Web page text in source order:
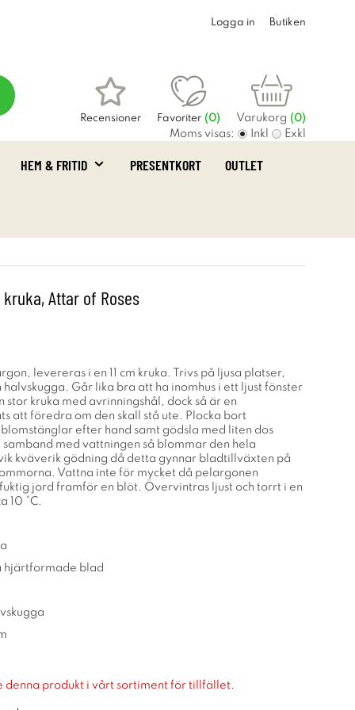
Logga in Butiken
Recensioner Favoriter (0) Varukorg (0)
Moms visas: Inkl Exkl
HEM & FRITID PRESENTKORT OUTLET
Attar of Roses
levereras i en 11 cm kruka. Trivs på ljusa platser,
halvskugga. Går lika bra att ha inomhus i ett ljust fönster
stor kruka med avrinningshål, dock så är en
att föredra om den skall stå ute. Plocka bort
efter hand samt gödsla med liten dos
med vattningen så blommar den hela
kväverik gödning då detta gynnar bladtillväxten på
Vattna inte för mycket då pelargonen
jord framför en blöt. Övervintras ljust och torrt i en
10 °C.
hjärtformade blad
denna produkt i vårt sortiment för tillfället.